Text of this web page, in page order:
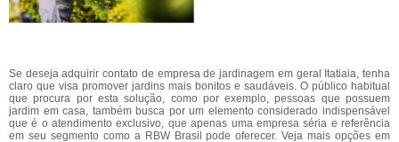
Se deseja adquirir contato de empresa de jardinagem em geral Itatiaia, tenha
claro que visa promover jardins mais bonitos e saudáveis. O público habitual
que procura por esta solução, como por exemplo, pessoas que possuem
jardim em casa, também busca por um elemento considerado indispensável
que é o atendimento exclusivo, que apenas uma empresa séria e referência
em seu segmento como a RBW Brasil pode oferecer. Veja mais opções em